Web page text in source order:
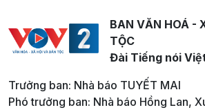
BAN VĂN HOÁ -
TỘC
Đài Tiếng nói
Trưởng ban: Nhà báo TUYẾT MAI
Phó trưởng ban: Nhà báo Hồng Lan,